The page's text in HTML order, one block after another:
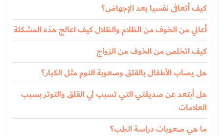
كيف أتعافى نفسيا بعد الإجهاض؟
أعاني من الخوف من الظلام والظلال كيف اعالج هذه المشكلة
كيف اتخلص من الخوف من الزواج
هل يصاب الأطفال بالقلق وصعوبة النوم مثل الكبار؟
هل أبتعد عن صديقتي التي تسبب لي القلق والتوتر بسبب
العلامات
ما هي صعوبات دراسة الطب؟